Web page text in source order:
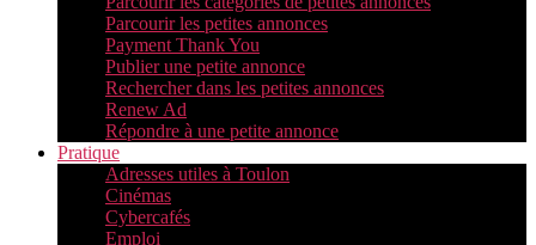
Parcourir les petites annonces
Payment Thank You
Publier une petite annonce
Rechercher dans les petites annonces
Renew Ad
Répondre à une petite annonce
Pratique
Adresses utiles à Toulon
Cinémas
Cybercafés
Emploi